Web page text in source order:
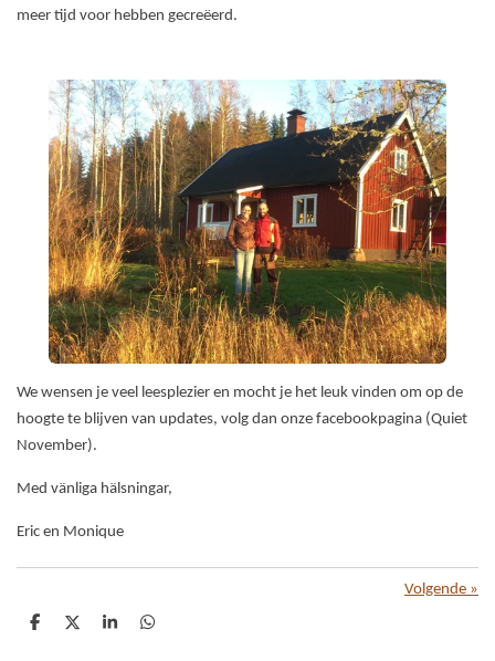
meer tijd voor hebben gecreëerd.
We wensen je veel leesplezier en mocht je het leuk vinden om op de
hoogte te blijven van updates, volg dan onze facebookpagina (Quiet
November).
Med vänliga hälsningar,
Eric en Monique
Volgende »
D
D
S
D